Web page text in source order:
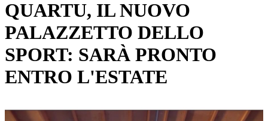
QUARTU, IL NUOVO
PALAZZETTO DELLO
SPORT: SARÀ PRONTO
ENTRO L'ESTATE